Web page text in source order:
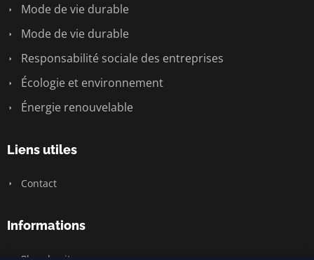
Mode de vie durable
Mode de vie durable
Responsabilité sociale des entreprises
Écologie et environnement
Énergie renouvelable
Liens utiles
Contact
Informations